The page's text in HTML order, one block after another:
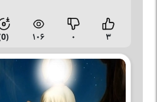
۳ ۰ ۱۰۶ (0)